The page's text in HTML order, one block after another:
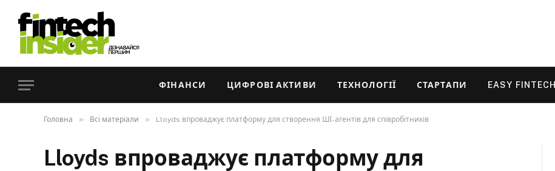
ФІНАНСИ ЦИФРОВІ АКТИВИ ТЕХНОЛОГІЇ СТАРТАПИ EASY FINTECH
Головна » Всі матеріали » Lloyds впроваджує платформу для створення ШІ-агентів для співробітників
Lloyds впроваджує платформу для